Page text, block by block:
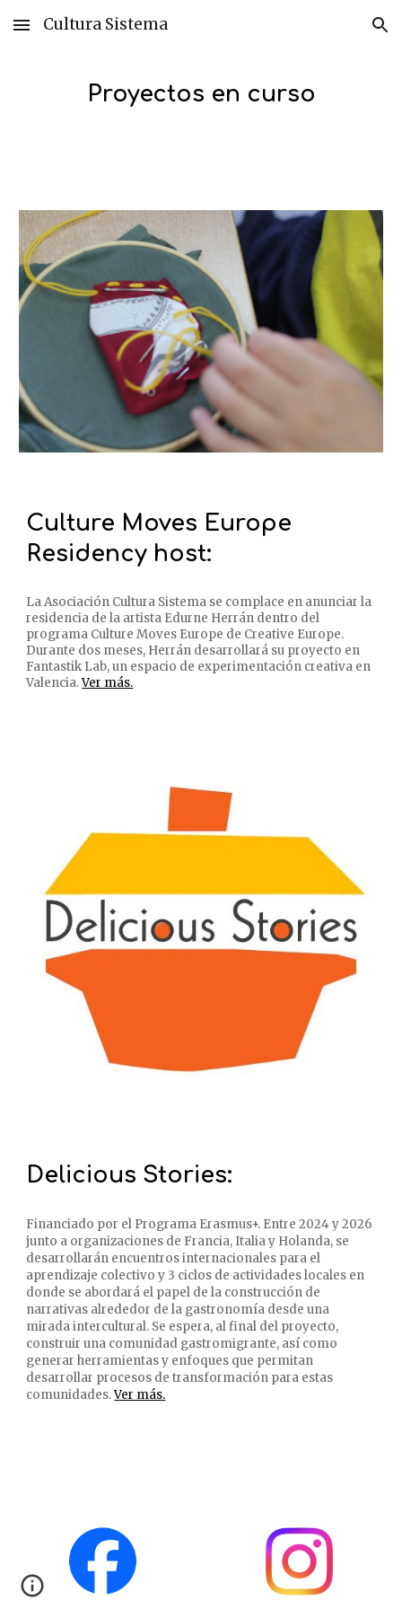
Skip to main content Skip to navigation
Cultura Sistema
Proyectos en curso
Culture Moves Europe
Residency host:
La Asociación Cultura Sistema se complace en anunciar la
residencia de la artista Edurne Herrán dentro del
programa Culture Moves Europe de Creative Europe.
Durante dos meses, Herrán desarrollará su proyecto en
Fantastik Lab, un espacio de experimentación creativa en
Valencia.Ver más.
Delicious Stories:
Financiado por el Programa Erasmus+. Entre 2024 y 2026
junto a organizaciones de Francia, Italia y Holanda, se
desarrollarán encuentros internacionales para el
aprendizaje colectivo y 3 ciclos de actividades locales en
donde se abordará el papel de la construcción de
narrativas alrededor de la gastronomía desde una
mirada intercultural. Se espera, al final del proyecto,
construir una comunidad gastromigrante, así como
generar herramientas y enfoques que permitan
desarrollar procesos de transformación para estas
comunidades.Ver más.